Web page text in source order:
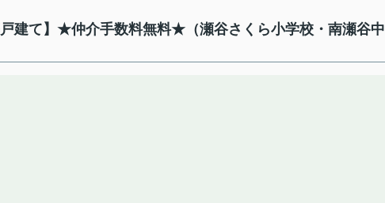
戸建て】★仲介手数料無料★（瀬谷さくら小学校・南瀬谷